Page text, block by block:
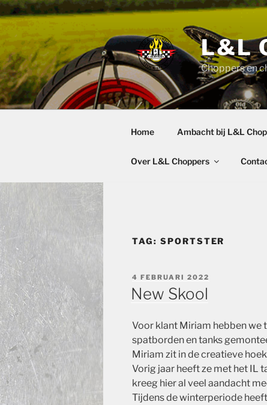
Ga
naar
inhoud
L&L
Choppers en
Home Ambacht bij L&L
Over L&L Choppers
TAG: SPORTSTER
GEPLAATST
OP
4 FEBRUARI 2022
New Skool
Voor klant Miriam hebben we
spatborden en tanks
Miriam zit in de creatieve
Vorig jaar heeft ze met het IL
kreeg hier al veel aandacht
Tijdens de winterperiode